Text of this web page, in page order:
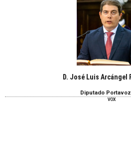
D. José Luis Arcángel
Diputado Portavoz
VOX